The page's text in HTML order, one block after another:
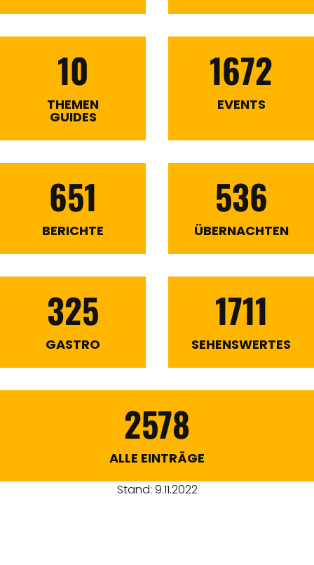
10
THEMEN
GUIDES
1672
EVENTS
651
BERICHTE
536
ÜBERNACHTEN
325
GASTRO
1711
SEHENSWERTES
2578
ALLE EINTRÄGE
Stand: 9.11.2022